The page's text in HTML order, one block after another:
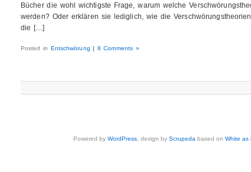
Bücher die wohl wichtigste Frage, warum welche
werden? Oder erklären sie lediglich, wie die
die […]
Posted in Entschwörung | 8 Comments »
Powered byWordPress , design byScrupeda based onWhite as